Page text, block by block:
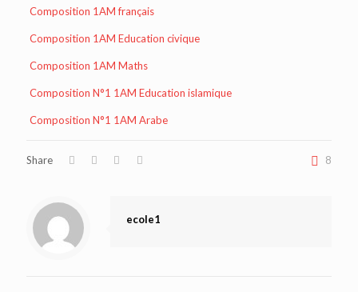
Composition 1AM français
Composition 1AM Education civique
Composition 1AM Maths
Composition N°1 1AM Education islamique
Composition N°1 1AM Arabe
Share 8
ecole1